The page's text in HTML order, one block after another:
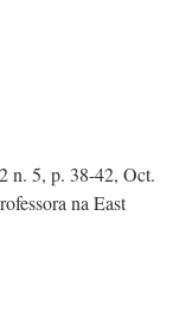
n. 5, p. 38-42, Oct.
na East